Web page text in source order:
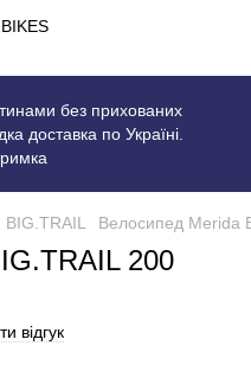
без прихованих
доставка по Україні.
BIG.TRAIL Велосипед Merida
200
відгук